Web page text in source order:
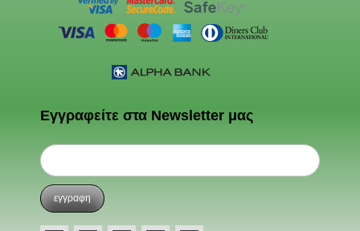
Εγγραφείτε στα Newsletter μας